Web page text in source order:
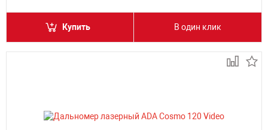
Купить В один клик